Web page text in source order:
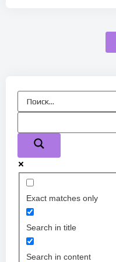
Exact matches only
Search in title
Search in content